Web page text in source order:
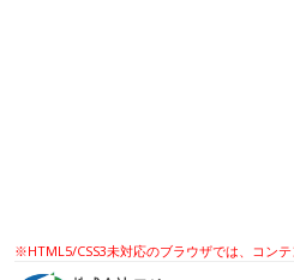
※HTML5/CSS3未対応のブラウザでは、コン